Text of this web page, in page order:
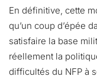
En définitive, cette
qu’un coup d’épée
satisfaire la base
réellement la
difficultés du NFP à